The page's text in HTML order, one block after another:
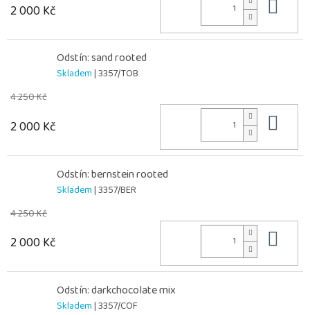
2 000 Kč
Odstín: sand rooted
Skladem| 3357/TOB
4 250 Kč
2 000 Kč
Odstín: bernstein rooted
Skladem| 3357/BER
4 250 Kč
2 000 Kč
Odstín: darkchocolate mix
Skladem| 3357/COF